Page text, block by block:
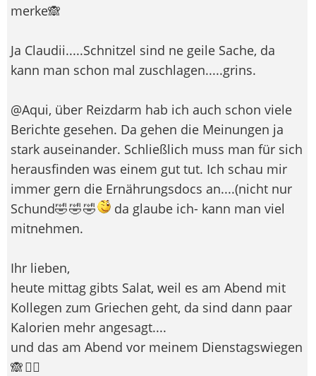
merke🙈
Ja Claudii.....Schnitzel sind ne geile Sache, da
kann man schon mal zuschlagen.....grins.
@Aqui, über Reizdarm hab ich auch schon viele
Berichte gesehen. Da gehen die Meinungen ja
stark auseinander. Schließlich muss man für sich
herausfinden was einem gut tut. Ich schau mir
immer gern die Ernährungsdocs an....(nicht nur
Schund🤣 🤣 🤣
da glaube ich- kann man viel
mitnehmen.
Ihr lieben,
heute mittag gibts Salat, weil es am Abend mit
Kollegen zum Griechen geht, da sind dann paar
Kalorien mehr angesagt....
und das am Abend vor meinem Dienstagswiegen
🙈 🤷‍♀️